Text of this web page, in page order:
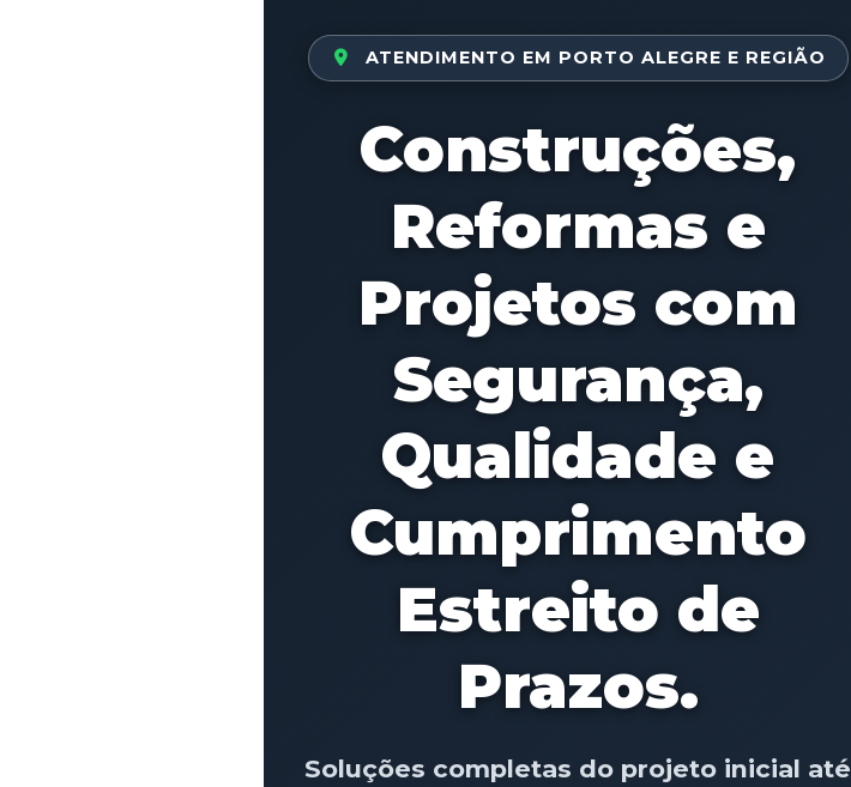
ATENDIMENTO EM PORTO ALEGRE E REGIÃO
Construções,
Reformas e
Projetos com
Segurança,
Qualidade e
Cumprimento
Estreito de
Prazos.
Soluções completas do projeto inicial até